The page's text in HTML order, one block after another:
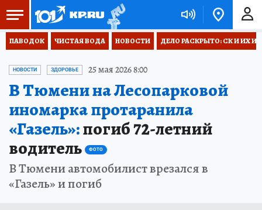
ПАВОДОК ЧИСТАЯ ВОДА НОВОСТИ ДЕЛО РАСКРЫТО: СК И ИХ
НОВОСТИ ЗДОРОВЬЕ 25 мая 2026 8:00
В Тюмени на Лесопарковой
иномарка протаранила
«Газель»:погиб 72-летний
водитель
ФОТО
В Тюмени автомобилист врезался в
«Газель» и погиб